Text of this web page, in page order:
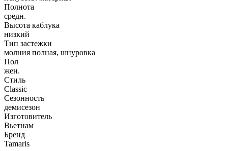
Полнота
средн.
Высота каблука
низкий
Тип застежки
молния полная, шнуровка
Пол
жен.
Стиль
Classic
Сезонность
демисезон
Изготовитель
Вьетнам
Бренд
Tamaris